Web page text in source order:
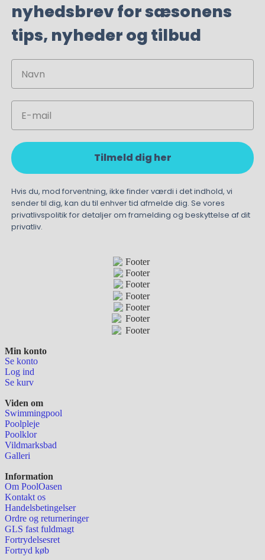
nyhedsbrev for sæsonens
tips, nyheder og tilbud
Tilmeld dig her
Hvis du, mod forventning, ikke finder værdi i det indhold, vi
sender til dig, kan du til enhver tid afmelde dig. Se vores
privatlivspolitik for detaljer om framelding og beskyttelse af dit
privatliv.
Min konto
Se konto
Log ind
Se kurv
Viden om
Swimmingpool
Poolpleje
Poolklor
Vildmarksbad
Galleri
Information
Om PoolOasen
Kontakt os
Handelsbetingelser
Ordre og returneringer
GLS fast fuldmagt
Fortrydelsesret
Fortryd køb